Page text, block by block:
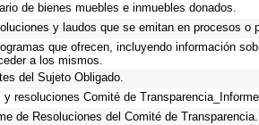
de bienes muebles e inmuebles donados.
y laudos que se emitan en procesos o
que ofrecen, incluyendo información
a los mismos.
del Sujeto Obligado.
y resoluciones Comité de
de Resoluciones del Comité de Transparencia.